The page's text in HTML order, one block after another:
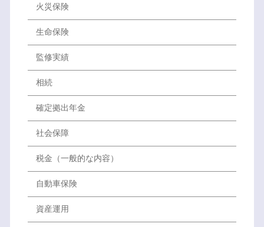
火災保険
生命保険
監修実績
相続
確定拠出年金
社会保障
税金（一般的な内容）
自動車保険
資産運用